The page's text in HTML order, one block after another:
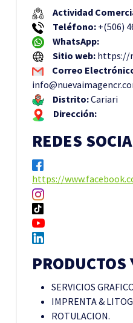
Actividad
Teléfono: +(506)
WhatsApp:
Sitio web: https://
Correo
Distrito:Cariari
Dirección:
REDES
https://
PRODUCTOS
SERVICIOS
IMPRENTA &
ROTULACION.